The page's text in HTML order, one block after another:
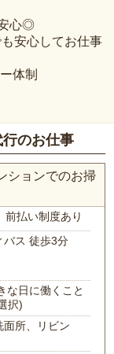
心◎
安心してお仕事
体制
のお仕事
ションでのお掃
前払い制度あり
バス 徒歩3分
な日に働くこと
択)
面所、リビン